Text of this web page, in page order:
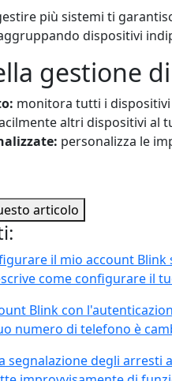
più sistemi ti
dispositivi
gestione
monitora tutti i
altri dispositivi al
personalizza le
articolo
il mio account
come configurare il
Blink con
numero di telefono è
segnalazione degli arresti